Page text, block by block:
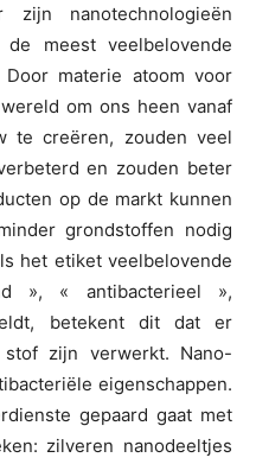
nanotechnologieën
meest veelbelovende
materie atoom voor
om ons heen vanaf
te creëren, zouden veel
en zouden beter
op de markt kunnen
grondstoffen nodig
het etiket veelbelovende
», « antibacterieel »,
betekent dit dat er
zijn verwerkt. Nano-
eigenschappen.
gepaard gaat met
zilveren nanodeeltjes